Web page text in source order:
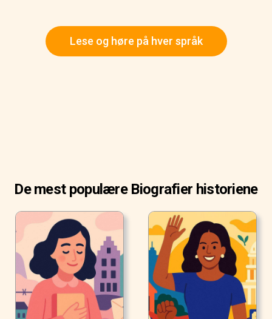
Lese og høre på hver språk
De mest populære Biografier historiene